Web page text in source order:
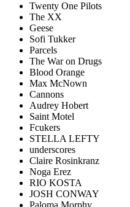
Twenty One Pilots
The XX
Geese
Sofi Tukker
Parcels
The War on Drugs
Blood Orange
Max McNown
Cannons
Audrey Hobert
Saint Motel
Fcukers
STELLA LEFTY
underscores
Claire Rosinkranz
Noga Erez
RIO KOSTA
JOSH CONWAY
Paloma Morphy